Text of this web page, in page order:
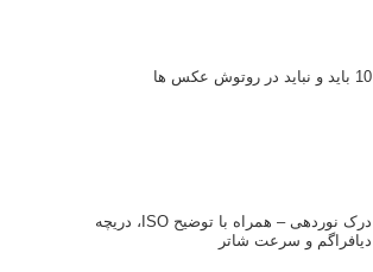
10 باید و نباید در روتوش عکس ها
درک نوردهی – همراه با توضیح ISO، دریچه
دیافراگم و سرعت شاتر